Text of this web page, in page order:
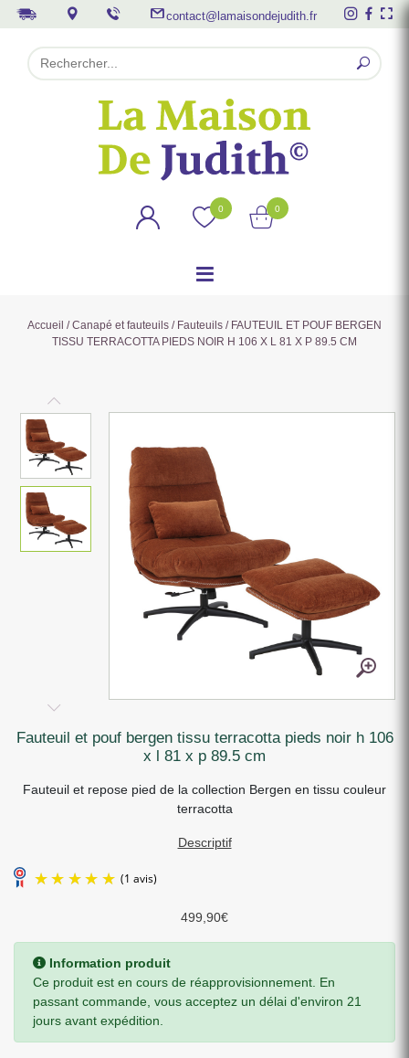
contact@lamaisondejudith.fr
0 0
Accueil /Canapé et fauteuils / Fauteuils / FAUTEUIL ET POUF BERGEN
TISSU TERRACOTTA PIEDS NOIR H 106 X L 81 X P 89.5 CM
fauteuil et pouf bergen tissu terracotta pieds noir h 106
x l 81 x p 89.5 cm
Fauteuil et repose pied de la collection Bergen en tissu couleur
terracotta
Descriptif
499,90€
Information produit
Ce produit est en cours de réapprovisionnement. En
passant commande, vous acceptez un délai d'environ 21
jours avant expédition.